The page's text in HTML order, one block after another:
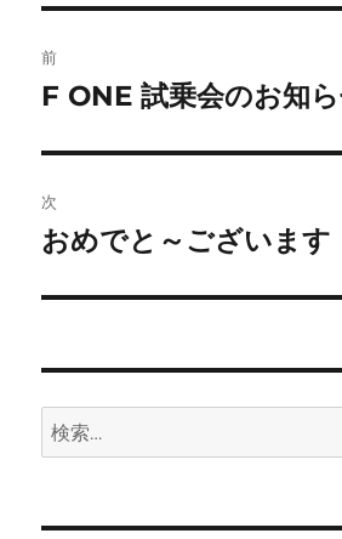
稿
ビ
ゲ
ー
ン
前
前
投
稿:
F ONE 試乗会のお知
次
次
投
おめでと～ございます
検
索: